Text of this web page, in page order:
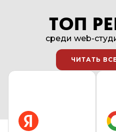
ТОП
среди web-
ЧИТАТЬ
ЧИТАТЬ